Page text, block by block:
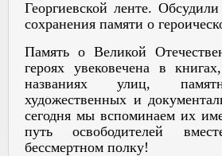
Георгиевской ленте.
сохранения памяти о
Память о Великой
героях увековечена в
названиях улиц,
художественных и
сегодня мы вспоминаем их
путь освободителей
бессмертном полку!